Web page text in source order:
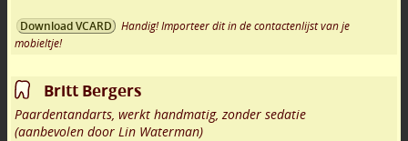
Download VCARD
Handig! Importeer dit in de contactenlijst van je
mobieltje!
Britt Bergers
Paardentandarts, werkt handmatig, zonder sedatie
(aanbevolen door Lin Waterman)